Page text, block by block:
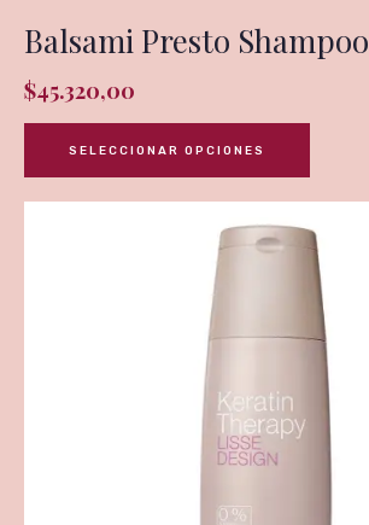
Balsami Presto Shampoo
$45.320,00
SELECCIONAR OPCIONES